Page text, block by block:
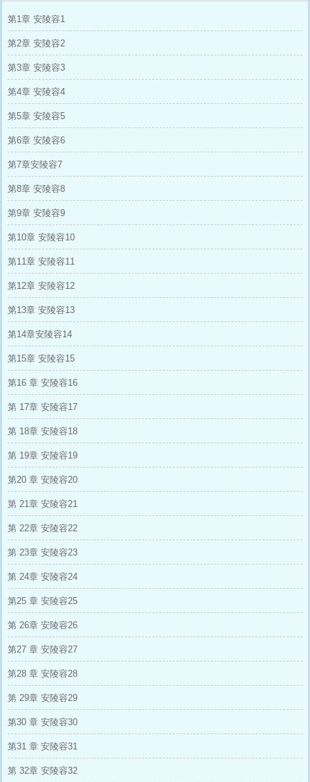
第1章 安陵容1
第2章 安陵容2
第3章 安陵容3
第4章 安陵容4
第5章 安陵容5
第6章 安陵容6
第7章安陵容7
第8章 安陵容8
第9章 安陵容9
第10章 安陵容10
第11章 安陵容11
第12章 安陵容12
第13章 安陵容13
第14章安陵容14
第15章 安陵容15
第16 章 安陵容16
第 17章 安陵容17
第 18章 安陵容18
第 19章 安陵容19
第20 章 安陵容20
第 21章 安陵容21
第 22章 安陵容22
第 23章 安陵容23
第 24章 安陵容24
第25 章 安陵容25
第 26章 安陵容26
第27 章 安陵容27
第28 章 安陵容28
第 29章 安陵容29
第30 章 安陵容30
第31 章 安陵容31
第 32章 安陵容32